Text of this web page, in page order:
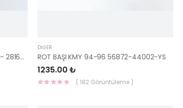
HAVA FİLTRE GİRİŞ HORTUMU H1 02- 28162-42G00-HMC
DIĞER
ROT BAŞI KMY 94-96 56872-44002-YS
1235.00 ₺
( 182 Görüntüleme )